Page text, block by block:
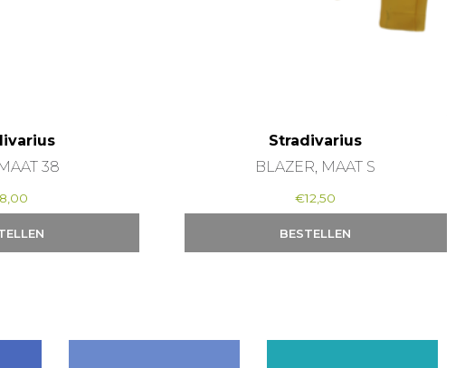
38
Stradivarius
BLAZER, MAAT S
€12,50
BESTELLEN